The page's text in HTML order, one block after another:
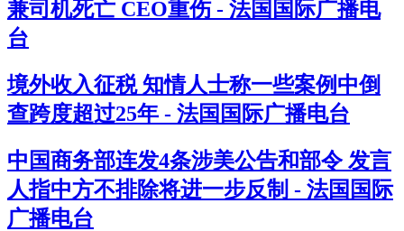
兼司机死亡 CEO重伤 - 法国国际广播电
台
境外收入征税 知情人士称一些案例中倒
查跨度超过25年 - 法国国际广播电台
中国商务部连发4条涉美公告和部令 发言
人指中方不排除将进一步反制 - 法国国际
广播电台